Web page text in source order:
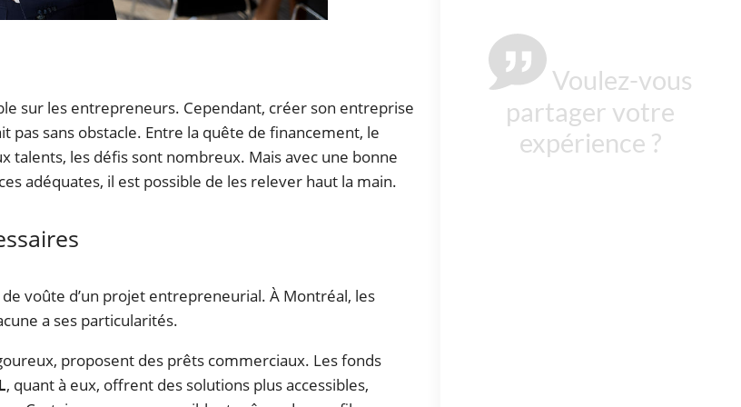
sur les entrepreneurs. Cependant, créer son entreprise
pas sans obstacle. Entre la quête de financement, le
talents, les défis sont nombreux. Mais avec une bonne
adéquates, il est possible de les relever haut la main.
voûte d’un projet entrepreneurial. À Montréal, les
a ses particularités.
proposent des prêts commerciaux. Les fonds
, quant à eux, offrent des solutions plus accessibles,
Voulez-vous
partager votre
expérience ?